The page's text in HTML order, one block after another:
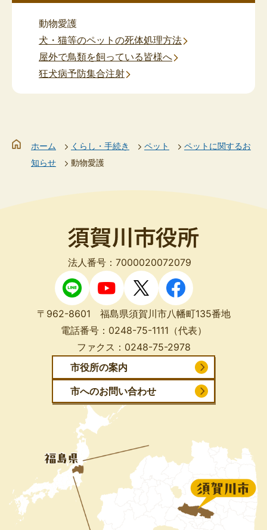
動物愛護
犬・猫等のペットの死体処理方法
屋外で鳥類を飼っている皆様へ
狂犬病予防集合注射
ホーム くらし・手続き ペット
ペットに関するお
知らせ
動物愛護
法人番号：7000020072079
〒962-8601 福島県須賀川市八幡町135番地
電話番号： 0248-75-1111 （代表）
ファクス： 0248-75-2978
市役所の案内
市へのお問い合わせ